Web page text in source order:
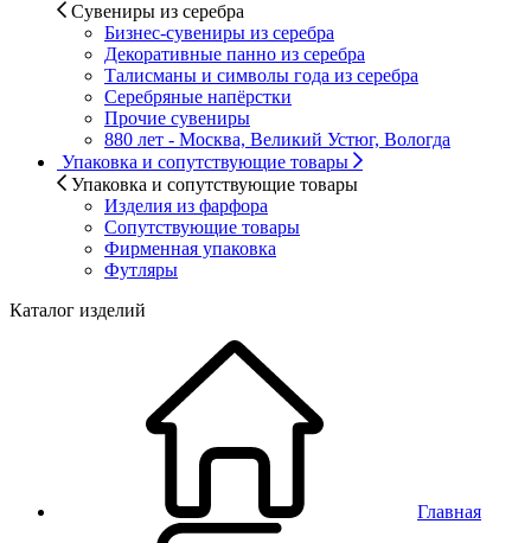
Сувениры из серебра
Бизнес-сувениры из серебра
Декоративные панно из серебра
Талисманы и символы года из серебра
Серебряные напёрстки
Прочие сувениры
880 лет - Москва, Великий Устюг, Вологда
Упаковка и сопутствующие товары
Упаковка и сопутствующие товары
Изделия из фарфора
Сопутствующие товары
Фирменная упаковка
Футляры
Каталог изделий
Главная